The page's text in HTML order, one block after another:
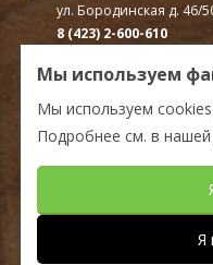
Мы используем
Мы используем
Подробнее см. в нашей
Я
ул. Бородинская д. 46/
8 (423) 2-600-610
ул. Шоссейная, д. 94В
8(4236) 610-010
СОЦ.СЕТИ